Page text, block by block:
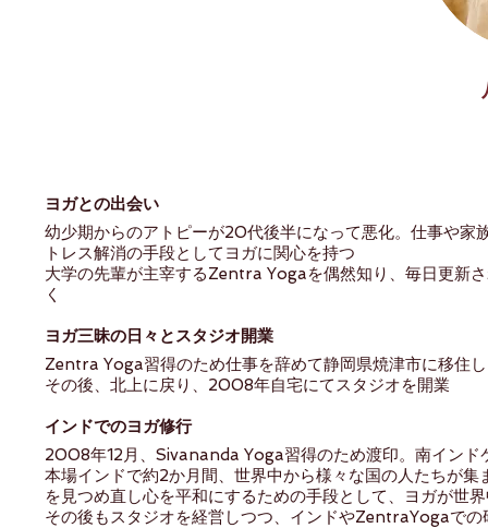
ヨガとの出会い
幼少期からのアトピーが20代後半になって悪化。仕事や家
トレス解消の手段としてヨガに関心を持つ
大学の先輩が主宰するZentra Yogaを偶然知り、毎日更新
く
ヨガ三昧の日々とスタジオ開業
Zentra Yoga習得のため仕事を辞めて静岡県焼津市に移住
その後、北上に戻り、2008年自宅にてスタジオを開業
インドでのヨガ修行
2008年12月、Sivananda Yoga習得のため渡印。南インド
本場インドで約2か月間、世界中から様々な国の人たちが
を見つめ直し心を平和にするための手段として、ヨガが世
その後もスタジオを経営しつつ、インドやZentraYogaでの